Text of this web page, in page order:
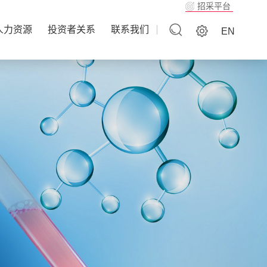
EN
招采平台
力资源 投资者关系 联系我们